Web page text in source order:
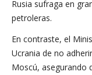
Rusia sufraga en
petroleras.
En contraste, el
Ucrania de no
Moscú, asegurando